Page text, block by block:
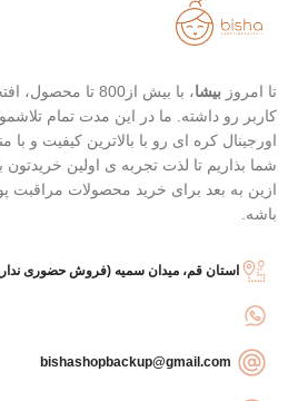
تا امروز بیشا
کاربر رو داشته. ما در این مدت تمام
اورجینال کره ای رو با بالاترین کیفیت و با
شما بذاریم تا لذت تجربه ی اولین خریدتون
ازین به بعد برای خرید محصولات مراقبت
باشه.
استان قم، میدان سمیه (فروش حضوری